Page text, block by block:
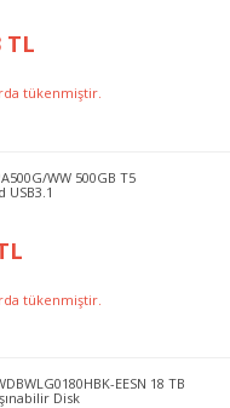
TL
tükenmiştir.
WW 500GB T5
USB3.1
tükenmiştir.
EESN 18 TB
Disk